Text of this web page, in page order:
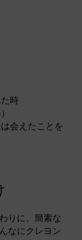
時
会えたことを
りに、簡素な
なにクレヨン